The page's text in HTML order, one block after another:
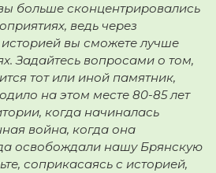
больше сконцентрировались
ведь через
вы сможете лучше
Задайтесь вопросами о том,
тот или иной памятник,
на этом месте 80-85 лет
когда начиналась
война, когда она
освобождали нашу Брянскую
соприкасаясь с историей,